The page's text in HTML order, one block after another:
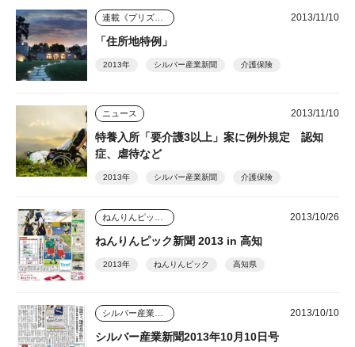
2013/11/10
「住所地特例」
2013年 シルバー産業新聞 介護保険
ニュース 2013/11/10
特養入所「要介護3以上」案に例外規定 認知
症、虐待など
2013年 シルバー産業新聞 介護保険
2013/10/26
ねんりんピック新聞 2013 in 高知
2013年 ねんりんピック 高知県
2013/10/10
シルバー産業新聞2013年10月10日号